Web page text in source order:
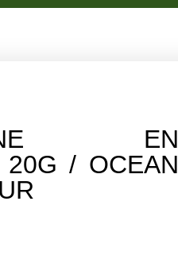
EN
20G / OCEAN